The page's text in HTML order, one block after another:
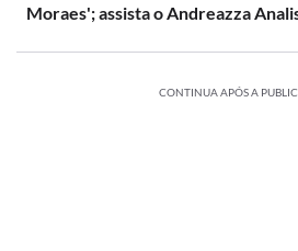
Moraes'; assista o Andreazza
CONTINUA APÓS A